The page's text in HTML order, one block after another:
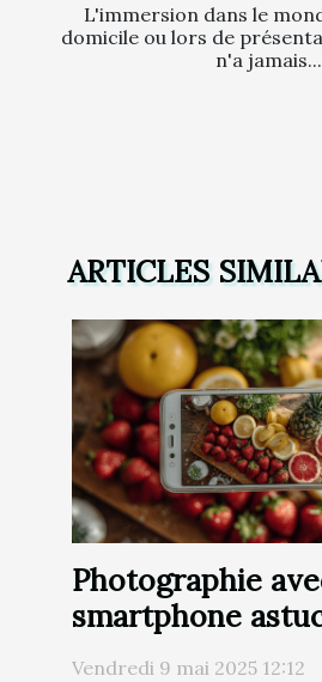
L'immersion dans le
domicile ou lors de
n'a jamais...
ARTICLES
Photographie
smartphone
capturer des
Vendredi 9 mai 2025 12:12